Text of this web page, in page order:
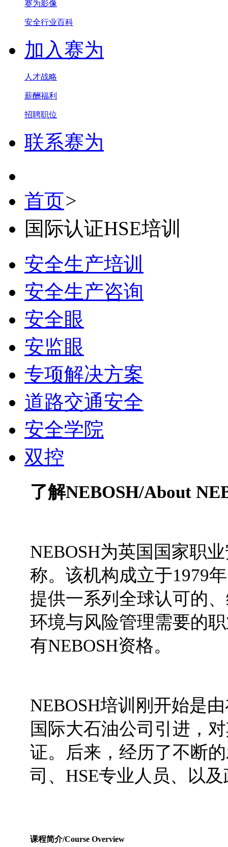
赛为影像
安全行业百科
加入赛为
人才战略
薪酬福利
招聘职位
联系赛为
首页>
国际认证HSE培训
安全生产培训
安全生产咨询
安全眼
安监眼
专项解决方案
道路交通安全
安全学院
双控
了解NEBOSH/About
NEBOSH为英国国家职
称。该机构成立于1979
提供一系列全球认可的
环境与风险管理需要的
有NEBOSH资格。
NEBOSH培训刚开始是
国际大石油公司引进，
证。后来，经历了不断
司、HSE专业人员、以
课程简介/Course Overview